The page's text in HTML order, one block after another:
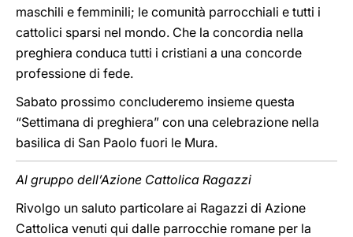
maschili e femminili; le comunità parrocchiali e tutti i
cattolici sparsi nel mondo. Che la concordia nella
preghiera conduca tutti i cristiani a una concorde
professione di fede.
Sabato prossimo concluderemo insieme questa
“Settimana di preghiera” con una celebrazione nella
basilica di San Paolo fuori le Mura.
Al gruppo dell’Azione Cattolica Ragazzi
Rivolgo un saluto particolare ai Ragazzi di Azione
Cattolica venuti qui dalle parrocchie romane per la